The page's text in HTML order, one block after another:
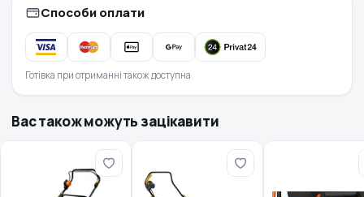
Способи оплати
Готівка при отриманні також доступна
Вас також можуть зацікавити